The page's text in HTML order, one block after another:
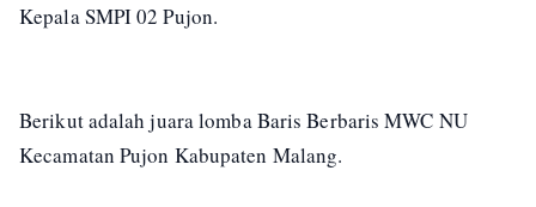
Kepala SMPI 02 Pujon.
Berikut adalah juara lomba Baris Berbaris MWC NU
Kecamatan Pujon Kabupaten Malang.